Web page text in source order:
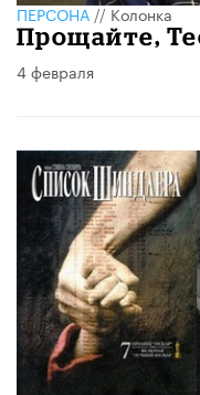
ПЕРСОНА//Колонка
Прощайте,
4 февраля